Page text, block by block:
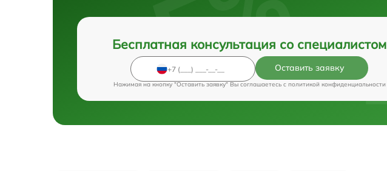
Бесплатная консультация со специалистом
Оставить заявку
Нажимая на кнопку "Оставить заявку" Вы соглашаетесь c политикой конфиденциальности